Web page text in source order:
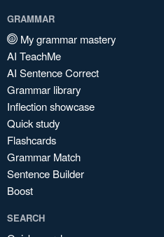
GRAMMAR
My grammar mastery
AI TeachMe
AI Sentence Correct
Grammar library
Inflection showcase
Quick study
Flashcards
Grammar Match
Sentence Builder
Boost
SEARCH